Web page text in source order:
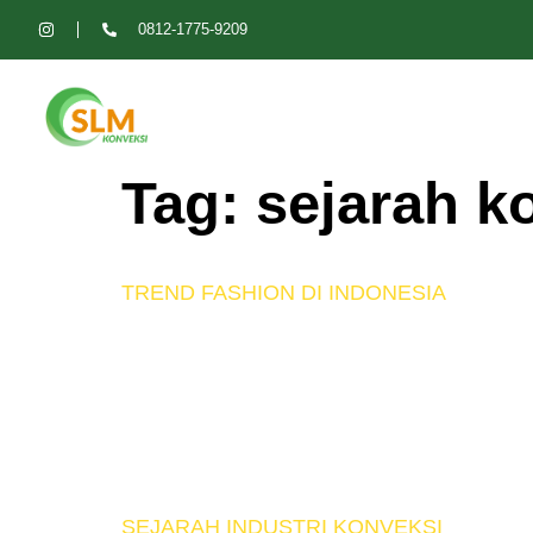
0812-1775-9209
Tag: sejarah
TREND FASHION DI INDONESIA
SEJARAH INDUSTRI KONVEKSI